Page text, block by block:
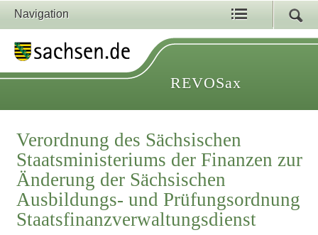
Navigation
REVOSax
Verordnung des Sächsischen
Staatsministeriums der Finanzen zur
Änderung der Sächsischen
Ausbildungs- und Prüfungsordnung
Staatsfinanzverwaltungsdienst